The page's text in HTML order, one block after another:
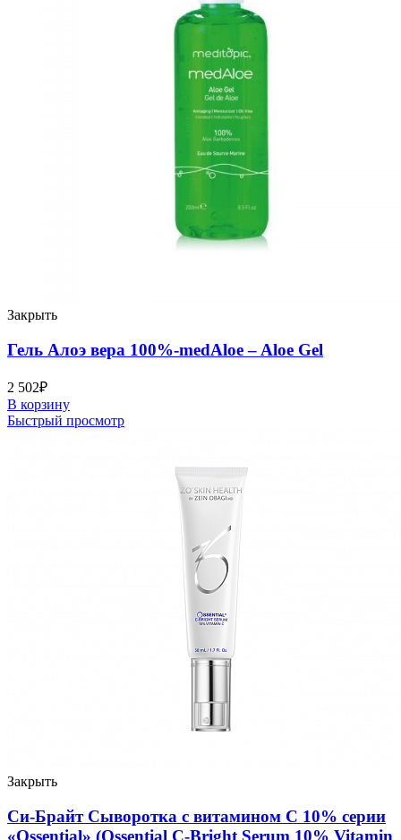
Закрыть
Гель Алоэ вера 100%-medAloe – Aloe Gel
2 502₽
В корзину
Быстрый просмотр
Закрыть
Си-Брайт Сыворотка с витамином С 10% серии
«Ossential» (Ossential C-Bright Serum 10% Vitamin